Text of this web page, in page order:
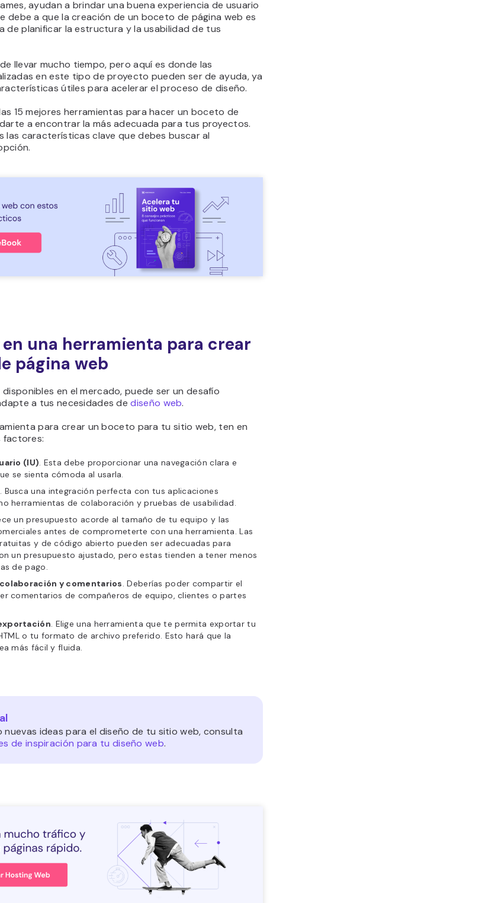
ayudan a brindar una buena experiencia de usuario
debe a que la creación de un boceto de página web es
de planificar la estructura y la usabilidad de tus
llevar mucho tiempo, pero aquí es donde las
en este tipo de proyecto pueden ser de ayuda, ya
útiles para acelerar el proceso de diseño.
15 mejores herramientas para hacer un boceto de
a encontrar la más adecuada para tus proyectos.
las características clave que debes buscar al
una herramienta para crear
página web
en el mercado, puede ser un desafío
a tus necesidades dediseño web.
para crear un boceto para tu sitio web, ten en
factores:
(IU). Esta debe proporcionar una navegación clara e
se sienta cómoda al usarla.
. Busca una integración perfecta con tus aplicaciones
herramientas de colaboración y pruebas de usabilidad.
un presupuesto acorde al tamaño de tu equipo y las
antes de comprometerte con una herramienta. Las
y de código abierto pueden ser adecuadas para
un presupuesto ajustado, pero estas tienden a tener menos
de pago.
y comentarios. Deberías poder compartir el
comentarios de compañeros de equipo, clientes o partes
. Elige una herramienta que te permita exportar tu
o tu formato de archivo preferido. Esto hará que la
más fácil y fluida.
nuevas ideas para el diseño de tu sitio web, consulta
de inspiración para tu diseño web.